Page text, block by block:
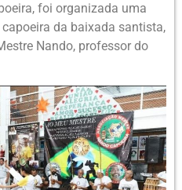
foi organizada uma
da baixada santista,
Nando, professor do